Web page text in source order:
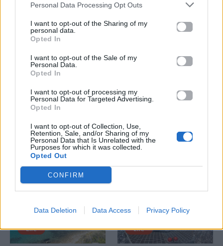
Personal Data Processing Opt Outs
I want to opt-out of the Sharing of my
personal data.
Opted In
I want to opt-out of the Sale of my
Personal Data.
Opted In
I want to opt-out of processing my
Personal Data for Targeted Advertising.
Opted In
I want to opt-out of Collection, Use,
Retention, Sale, and/or Sharing of my
Personal Data that Is Unrelated with the
Purposes for which it was collected.
Opted Out
CONFIRM
Data Deletion Data Access Privacy Policy
Βιογραφικά
με πληροφορίες για
τους στην ελληνική
Δες επίσης
Life Life